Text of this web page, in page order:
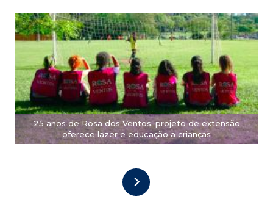
25 anos de Rosa dos Ventos: projeto de extensão
oferece lazer e educação a crianças